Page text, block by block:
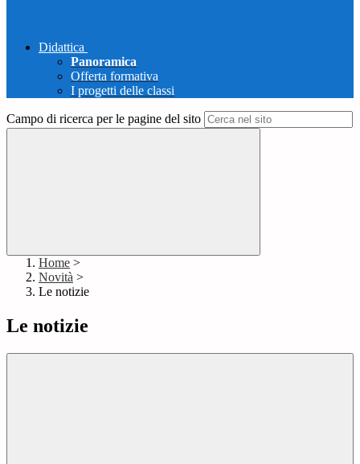
Didattica
Panoramica
Offerta formativa
I progetti delle classi
Campo di ricerca per le pagine del sito
Home >
Novità >
Le notizie
Le notizie